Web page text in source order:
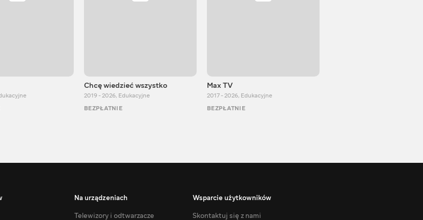
Chcę wiedzieć wszystko
2019 - 2026, Edukacyjne
BEZPŁATNIE
Max TV
2017 - 2026, Edukacyjne
BEZPŁATNIE
Na urządzeniach
Telewizory i odtwarzacze
Wsparcie użytkowników
Skontaktuj się z nami